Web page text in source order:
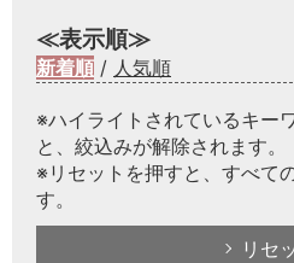
≪表示順≫
新着順 / 人気順
※ハイライトされているキー
と、絞込みが解除されます。
※リセットを押すと、すべて
す。
リセ